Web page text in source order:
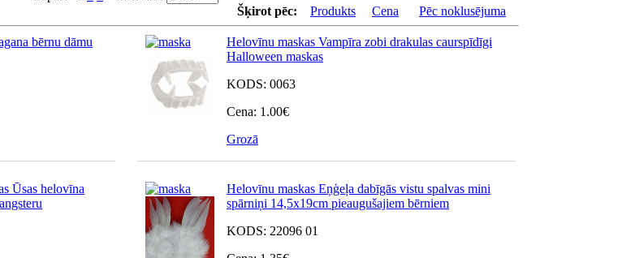
Šķirot pēc:
Produkts Cena Pēc noklusējuma
bērnu dāmu
Helovīnu maskas Vampīra zobi drakulas caurspīdīgi
Halloween maskas
KODS: 0063
Cena: 1.00€
Grozā
Ūsas helovīna
Helovīnu maskas Eņģeļa dabīgās vistu spalvas mini
spārniņi 14,5x19cm pieaugušajiem bērniem
KODS: 22096 01